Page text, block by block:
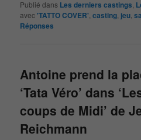
Publié dans Les derniers castings
avec'TATTO COVER' ,casting jeu ,
Réponses
Antoine prend la
‘Tata Véro’ dans
coups de Midi’ de
Reichmann